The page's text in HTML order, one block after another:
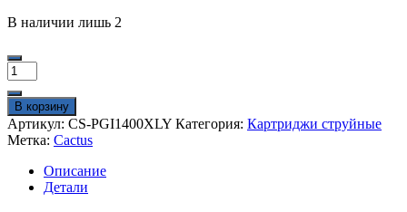
В наличии лишь 2
Количество
товара
Картридж
струйный
CACTUS
(CS-
PGI1400XLY)
В корзину
Артикул: CS-PGI1400XLY Категория: Картриджи струйные
Метка: Cactus
Описание
Детали